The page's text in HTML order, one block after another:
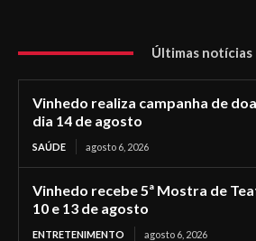
Últimas notícias
Vinhedo realiza campanha de
dia 14 de agosto
SAÚDE agosto 6, 2026
Vinhedo recebe 5ª Mostra de
10 e 13 de agosto
ENTRETENIMENTO agosto 6, 2026